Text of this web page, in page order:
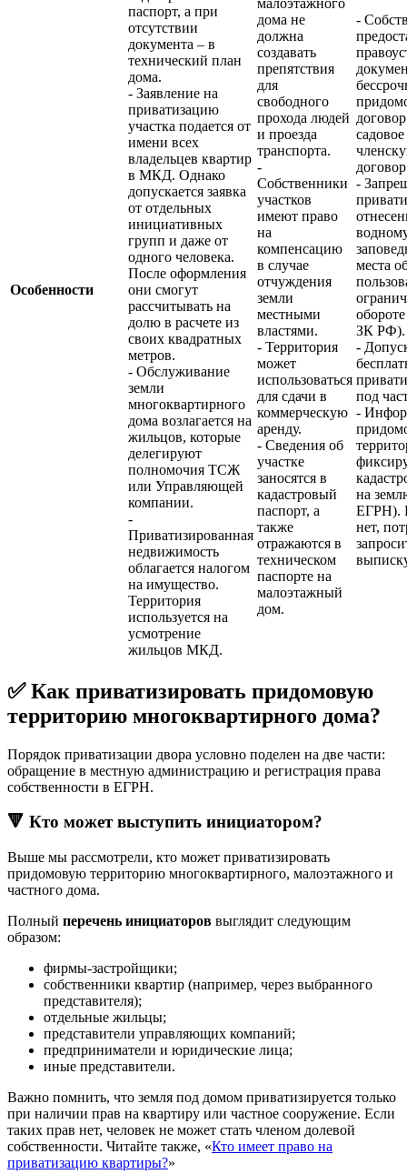
Особенности
паспорт, а при
отсутствии
документа – в
технический план
дома.
- Заявление на
приватизацию
участка подается от
имени всех
владельцев квартир
в МКД. Однако
допускается заявка
от отдельных
инициативных
групп и даже от
одного человека.
После оформления
они смогут
рассчитывать на
долю в расчете из
своих квадратных
метров.
- Обслуживание
земли
многоквартирного
дома возлагается на
жильцов, которые
делегируют
полномочия ТСЖ
или Управляющей
компании.
-
Приватизированная
недвижимость
облагается налогом
на имущество.
Территория
используется на
усмотрение
жильцов МКД.
малоэтажного
дома не
должна
создавать
препятствия
для
свободного
прохода людей
и проезда
транспорта.
-
Собственники
участков
имеют право
на
компенсацию
в случае
отчуждения
земли
местными
властями.
- Территория
может
использоваться
для сдачи в
коммерческую
аренду.
- Сведения об
участке
заносятся в
кадастровый
паспорт, а
также
отражаются в
техническом
паспорте на
малоэтажный
дом.
-
-
места
ЗК РФ).
-
под
-
на
ЕГРН).
нет,
✅ Как приватизировать придомовую
территорию многоквартирного дома?
Порядок приватизации двора условно поделен на две части:
обращение в местную администрацию и регистрация права
собственности в ЕГРН.
🔻 Кто может выступить инициатором?
Выше мы рассмотрели, кто может приватизировать
придомовую территорию многоквартирного, малоэтажного и
частного дома.
Полный перечень инициаторов выглядит следующим
образом:
фирмы-застройщики;
собственники квартир (например, через выбранного
представителя);
отдельные жильцы;
представители управляющих компаний;
предприниматели и юридические лица;
иные представители.
Важно помнить, что земля под домом приватизируется только
при наличии прав на квартиру или частное сооружение. Если
таких прав нет, человек не может стать членом долевой
собственности. Читайте также, «Кто имеет право на
приватизацию квартиры?»